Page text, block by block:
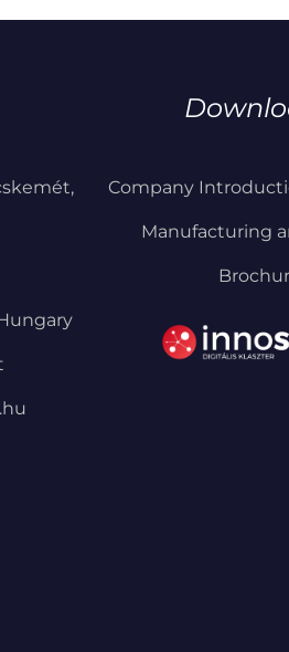
Company
Manufacturing